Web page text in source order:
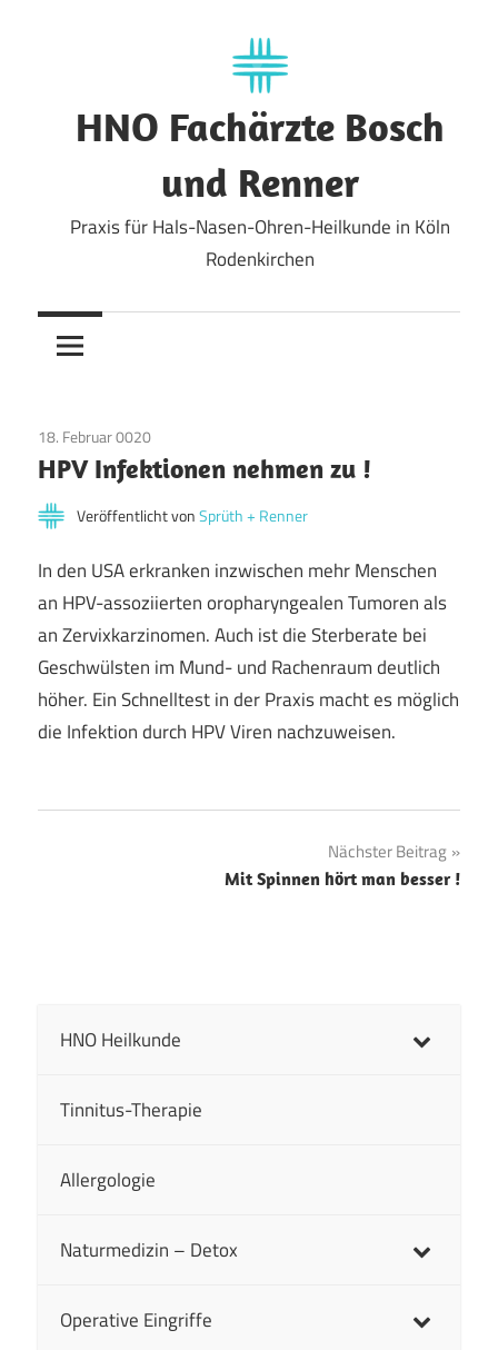
HNO Fachärzte Bosch
und Renner
Praxis für Hals-Nasen-Ohren-Heilkunde in Köln
Rodenkirchen
18. Februar 0020
HPV Infektionen nehmen zu !
Veröffentlicht vonSprüth + Renner
In den USA erkranken inzwischen mehr Menschen
an HPV-assoziierten oropharyngealen Tumoren als
an Zervixkarzinomen. Auch ist die Sterberate bei
Geschwülsten im Mund- und Rachenraum deutlich
höher. Ein Schnelltest in der Praxis macht es möglich
die Infektion durch HPV Viren nachzuweisen.
Nächster Beitrag
Mit Spinnen hört man besser !
HNO Heilkunde
Tinnitus-Therapie
Allergologie
Naturmedizin – Detox
Operative Eingriffe